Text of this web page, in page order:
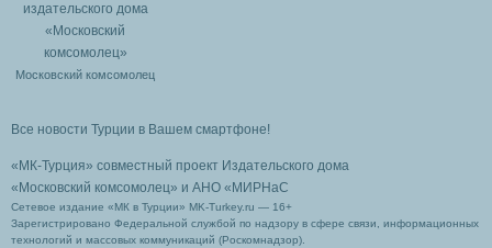
Московский комсомолец
Все новости Турции в Вашем смартфоне!
«МК-Турция» совместный проект Издательского дома
«Московский комсомолец» и АНО «МИРНаС
Сетевое издание «МК в Турции» MK-Turkey.ru — 16+
Зарегистрировано Федеральной службой по надзору в сфере связи, информационных
технологий и массовых коммуникаций (Роскомнадзор).